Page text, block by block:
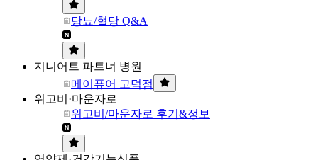
당뇨/혈당 Q&A
지니어트 파트너 병원
메이퓨어 고덕점
위고비·마운자로
위고비/마운자로 후기&정보